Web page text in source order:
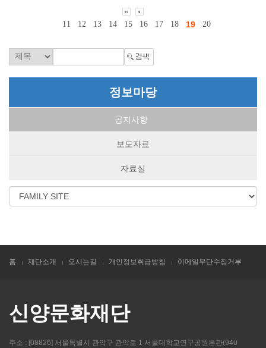
11 12 13 14 15 16 17 18 19 20
정보마당
공지사항
보도자료
자료실
홈 재단소개 오시는길 개인정보취급방침 이메일무단수집거부
신양문화재단
주소 : [08826] 서울특별시 관악구 관악로 1 서울대학교연구공원본관(940